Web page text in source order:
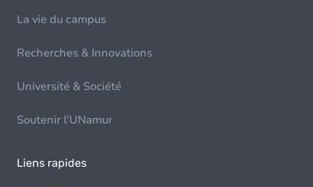
La vie du campus
Recherches & Innovations
Université & Société
Soutenir l'UNamur
Liens rapides